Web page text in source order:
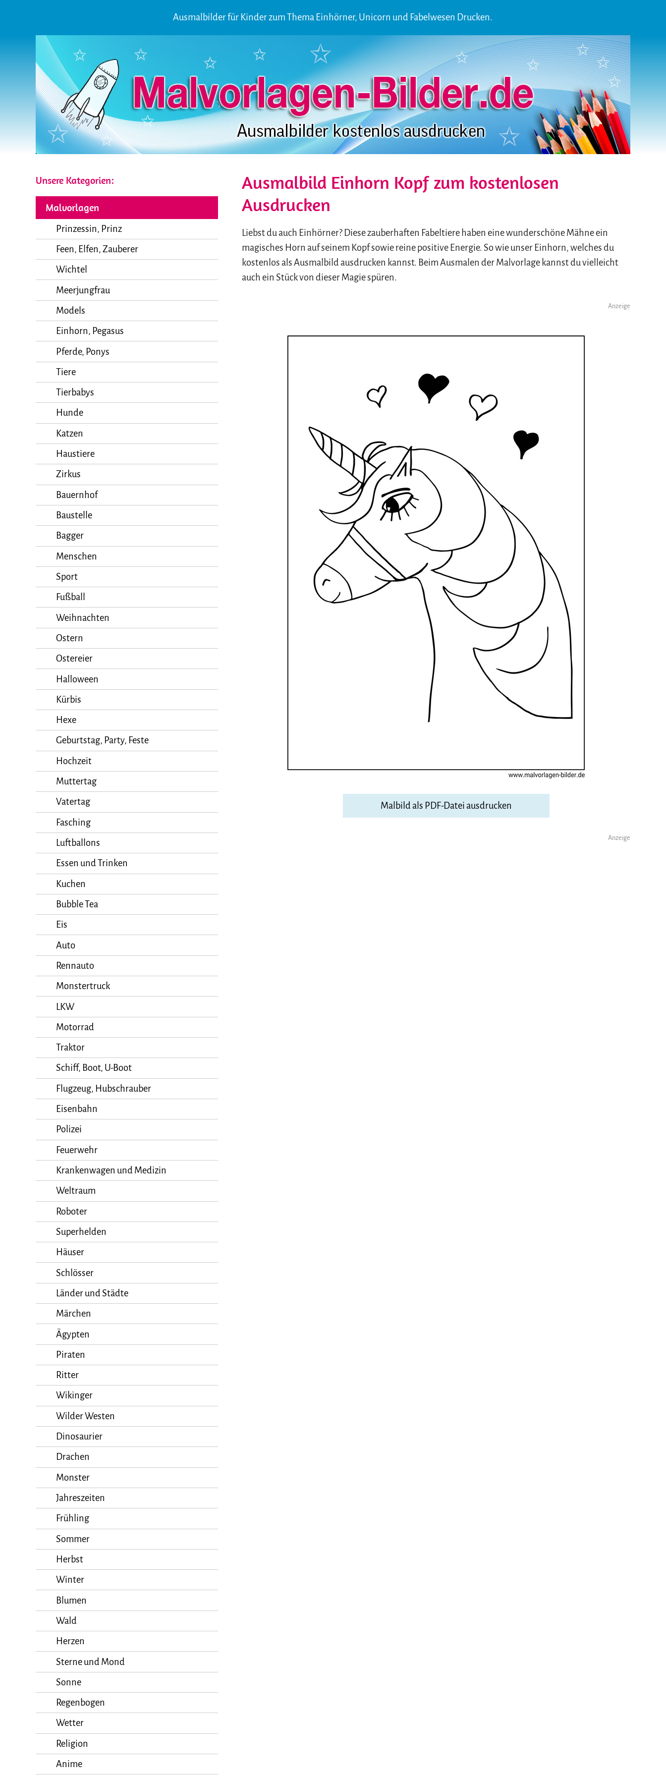
Ausmalbilder für Kinder zum Thema Einhörner, Unicorn und Fabelwesen Drucken.
Unsere Kategorien:
Malvorlagen
Prinzessin, Prinz
Feen, Elfen, Zauberer
Wichtel
Meerjungfrau
Models
Einhorn, Pegasus
Pferde, Ponys
Tiere
Tierbabys
Hunde
Katzen
Haustiere
Zirkus
Bauernhof
Baustelle
Bagger
Menschen
Sport
Fußball
Weihnachten
Ostern
Ostereier
Halloween
Kürbis
Hexe
Geburtstag, Party, Feste
Hochzeit
Muttertag
Vatertag
Fasching
Luftballons
Essen und Trinken
Kuchen
Bubble Tea
Eis
Auto
Rennauto
Monstertruck
LKW
Motorrad
Traktor
Schiff, Boot, U-Boot
Flugzeug, Hubschrauber
Eisenbahn
Polizei
Feuerwehr
Krankenwagen und Medizin
Weltraum
Roboter
Superhelden
Häuser
Schlösser
Länder und Städte
Märchen
Ägypten
Piraten
Ritter
Wikinger
Wilder Westen
Dinosaurier
Drachen
Monster
Jahreszeiten
Frühling
Sommer
Herbst
Winter
Blumen
Wald
Herzen
Sterne und Mond
Sonne
Regenbogen
Wetter
Religion
Anime
Ausmalbild Einhorn Kopf zum kostenlosen
Ausdrucken
Liebst du auch Einhörner? Diese zauberhaften Fabeltiere haben eine wunderschöne Mähne ein
magisches Horn auf seinem Kopf sowie reine positive Energie. So wie unser Einhorn, welches du
kostenlos als Ausmalbild ausdrucken kannst. Beim Ausmalen der Malvorlage kannst du vielleicht
auch ein Stück von dieser Magie spüren.
Anzeige
Malbild als PDF-Datei ausdrucken
Anzeige